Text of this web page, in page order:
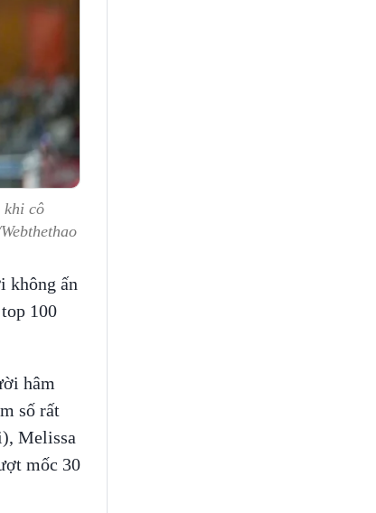
khi cô
không ấn
100
hâm
số rất
Melissa
mốc 30